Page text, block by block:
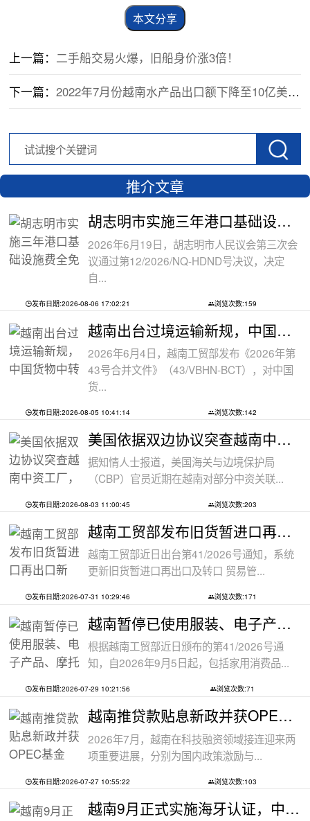
本文分享
上一篇： 二手船交易火爆，旧船身价涨3倍！
下一篇：2022年7月份越南水产品出口额下降至10亿美元以下
推介文章
胡志明市实施三年港口基础设施费全免政
2026年6月19日，胡志明市人民议会第三次会
议通过第12/2026/NQ-HDND号决议，决定
自...
发布日期:2026-08-06 17:02:21 浏览次数:159
越南出台过境运输新规，中国货物中转通
2026年6月4日，越南工贸部发布《2026年第
43号合并文件》（43/VBHN-BCT），对中国
货...
发布日期:2026-08-05 10:41:14 浏览次数:142
美国依据双边协议突查越南中资工厂，三
据知情人士报道，美国海关与边境保护局
（CBP）官员近期在越南对部分中资关联...
发布日期:2026-08-03 11:00:45 浏览次数:203
越南工贸部发布旧货暂进口再出口新规：
越南工贸部近日出台第41/2026号通知，系统
更新旧货暂进口再出口及转口 贸易管...
发布日期:2026-07-31 10:29:46 浏览次数:171
越南暂停已使用服装、电子产品、摩托车
根据越南工贸部近日颁布的第41/2026号通
知，自2026年9月5日起，包括家用消费品...
发布日期:2026-07-29 10:21:56 浏览次数:71
越南推贷款贴息新政并获OPEC基金5000万美
2026年7月，越南在科技融资领域接连迎来两
项重要进展，分别为国内政策激励与...
发布日期:2026-07-27 10:55:22 浏览次数:103
越南9月正式实施海牙认证，中越跨境文件